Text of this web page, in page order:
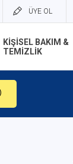
ÜYE OL
KİŞİSEL BAKIM &
TEMİZLİK